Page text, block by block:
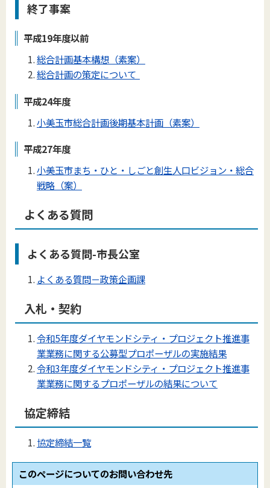
終了事案
平成19年度以前
総合計画基本構想（素案）
総合計画の策定について
平成24年度
小美玉市総合計画後期基本計画（素案）
平成27年度
小美玉市まち・ひと・しごと創生人口ビジョン・総合
戦略（案）
よくある質問
よくある質問-市長公室
よくある質問－政策企画課
入札・契約
令和5年度ダイヤモンドシティ・プロジェクト推進事
業業務に関する公募型プロポーザルの実施結果
令和3年度ダイヤモンドシティ・プロジェクト推進事
業業務に関するプロポーザルの結果について
協定締結
協定締結一覧
このページについてのお問い合わせ先